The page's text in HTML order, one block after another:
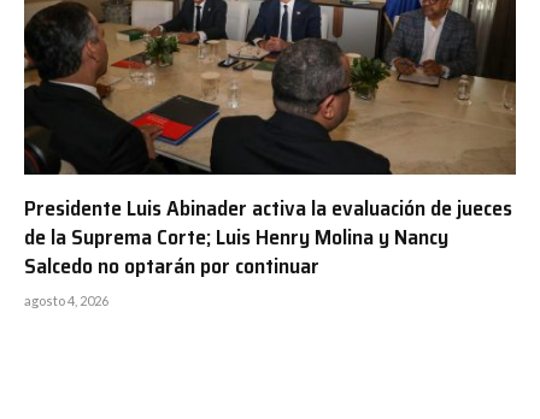
Presidente Luis Abinader activa la evaluación de jueces
de la Suprema Corte; Luis Henry Molina y Nancy
Salcedo no optarán por continuar
agosto 4, 2026